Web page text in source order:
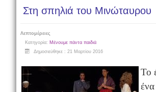
Στη σπηλιά του Μινώταυρου
Λεπτομέρειες
Κατηγορία: Μένουμε πάντα παιδιά
Δημοσιεύθηκε : 21 Μαρτίου 2016
Το
ένα